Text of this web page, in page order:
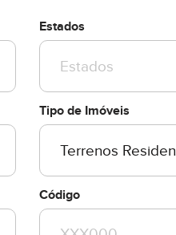
Estados
Tipo de Imóveis
Código